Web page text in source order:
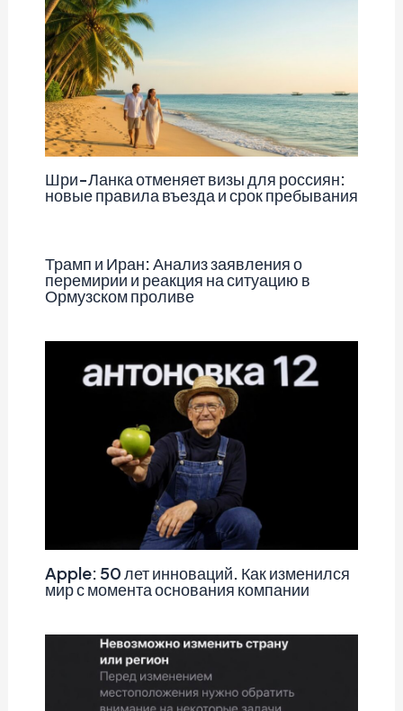
Шри-Ланка отменяет визы для россиян:
новые правила въезда и срок пребывания
Трамп и Иран: Анализ заявления о
перемирии и реакция на ситуацию в
Ормузском проливе
Apple: 50 лет инноваций. Как изменился
мир с момента основания компании